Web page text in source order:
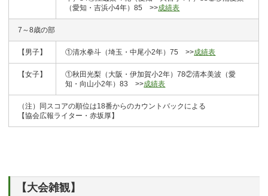
（愛知・吉浜小4年）85 >>成績表
7～8歳の部
【男子】 ①清水拳斗（埼玉・中尾小2年）75 >>成績表
【女子】
①秋田光梨（大阪・伊加賀小2年）78②清本美波（愛
知・向山小2年）83 >>成績表
（注）同スコアの順位は18番からのカウントバックによる
【協会広報ライター・赤坂厚】
【大会雑観】